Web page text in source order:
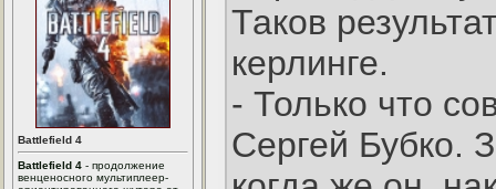
Battlefield 4
Battlefield 4 - продолжение
венценосного мультиплеер-
Таков
керлинге.
- Только что
Сергей Бубко.